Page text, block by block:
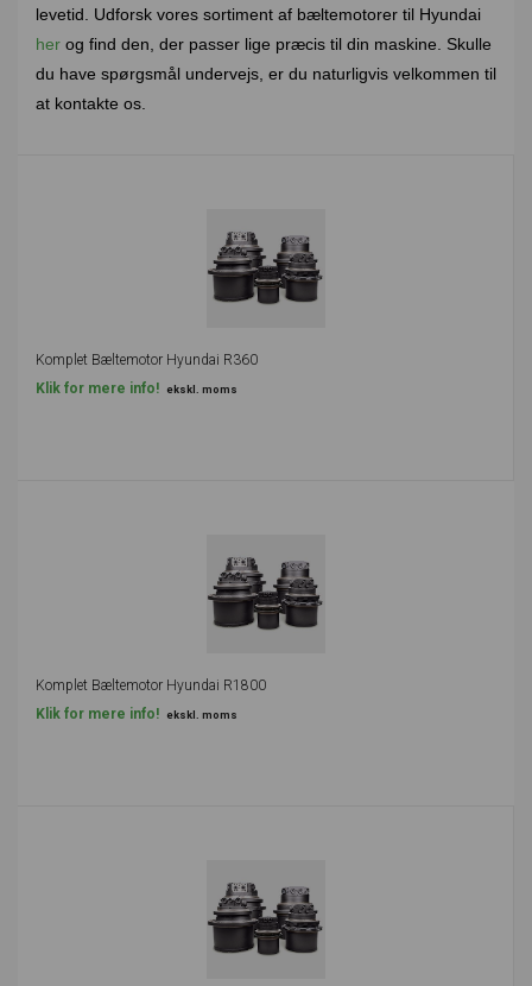
levetid. Udforsk vores sortiment af bæltemotorer til Hyundai
her og find den, der passer lige præcis til din maskine. Skulle
du have spørgsmål undervejs, er du naturligvis velkommen til
at kontakte os.
Komplet Bæltemotor Hyundai R360
Klik for mere info! ekskl. moms
Komplet Bæltemotor Hyundai R1800
Klik for mere info! ekskl. moms